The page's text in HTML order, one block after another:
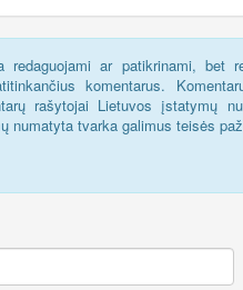
redaguojami ar patikrinami,
komentarus.
rašytojai Lietuvos įstatymų
numatyta tvarka galimus teisės